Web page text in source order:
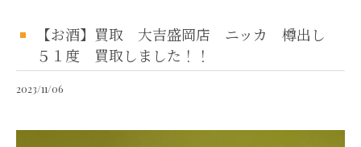
【お酒】買取 大吉盛岡店 ニッカ 樽出し
５１度 買取しました！！
2023/11/06